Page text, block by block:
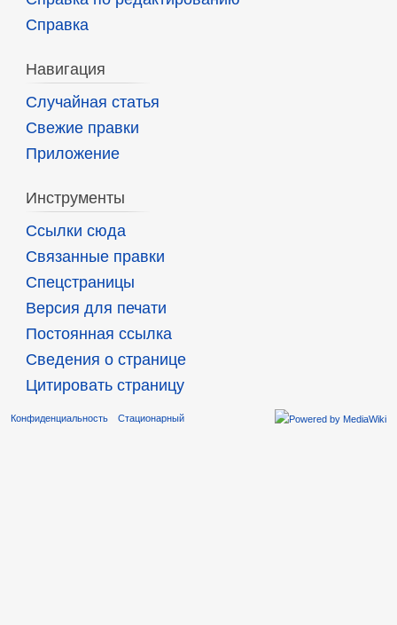
Справка
Навигация
Случайная статья
Свежие правки
Приложение
Инструменты
Ссылки сюда
Связанные правки
Спецстраницы
Версия для печати
Постоянная ссылка
Сведения о странице
Цитировать страницу
Конфиденциальность Стационарный